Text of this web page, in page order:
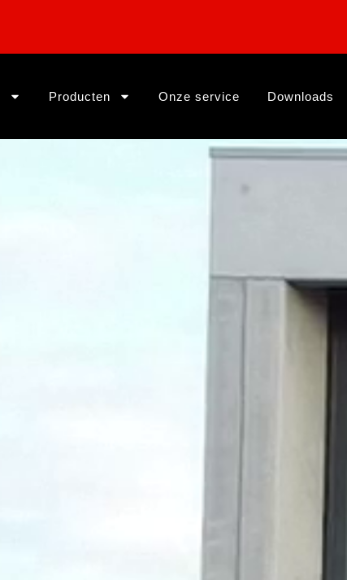
Producten Onze service Downloads